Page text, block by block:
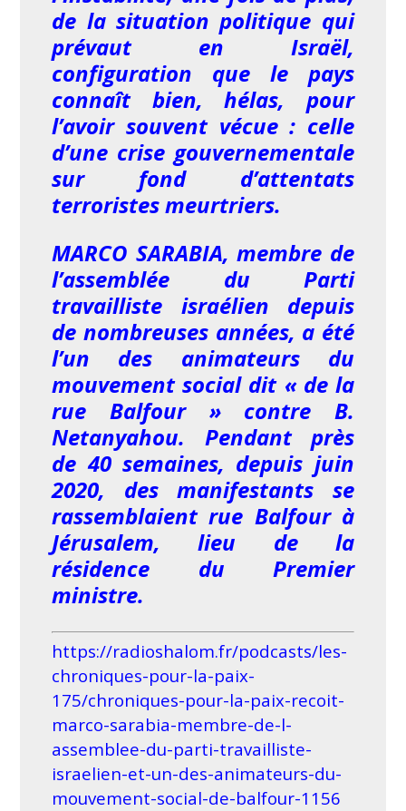
de la situation politique qui
prévaut en Israël,
configuration que le pays
connaît bien, hélas, pour
l’avoir souvent vécue : celle
d’une crise gouvernementale
sur fond d’attentats
terroristes meurtriers.
MARCO SARABIA, membre de
l’assemblée du Parti
travailliste israélien depuis
de nombreuses années, a été
l’un des animateurs du
mouvement social dit « de la
rue Balfour » contre B.
Netanyahou. Pendant près
de 40 semaines, depuis juin
2020, des manifestants se
rassemblaient rue Balfour à
Jérusalem, lieu de la
résidence du Premier
ministre.
https://radioshalom.fr/podcasts/les-
chroniques-pour-la-paix-
175/chroniques-pour-la-paix-recoit-
marco-sarabia-membre-de-l-
assemblee-du-parti-travailliste-
israelien-et-un-des-animateurs-du-
mouvement-social-de-balfour-1156